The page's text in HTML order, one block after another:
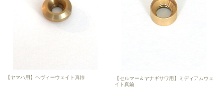
【ヤマハ用】ヘヴィーウェイト真鍮
【セルマー＆ヤナギサワ用】ミディアムウェ
イト真鍮